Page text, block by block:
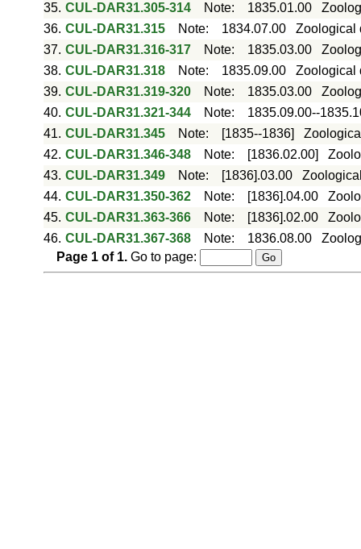
35. CUL-DAR31.305-314 Note: 1835.01.00
36. CUL-DAR31.315 Note: 1834.07.00
Zoological
37. CUL-DAR31.316-317 Note: 1835.03.00
38. CUL-DAR31.318 Note: 1835.09.00
Zoological
39. CUL-DAR31.319-320 Note: 1835.03.00
40. CUL-DAR31.321-344 Note:
1835.09.00--
41. CUL-DAR31.345 Note: [1835--1836]
42. CUL-DAR31.346-348 Note: [1836.02.00]
43. CUL-DAR31.349 Note: [1836].03.00
44. CUL-DAR31.350-362 Note: [1836].04.00
45. CUL-DAR31.363-366 Note: [1836].02.00
46. CUL-DAR31.367-368 Note: 1836.08.00
Page 1of 1.Go to page: